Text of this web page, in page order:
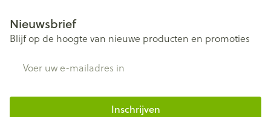
Nieuwsbrief
Blijf op de hoogte van nieuwe producten en promoties
Inschrijven